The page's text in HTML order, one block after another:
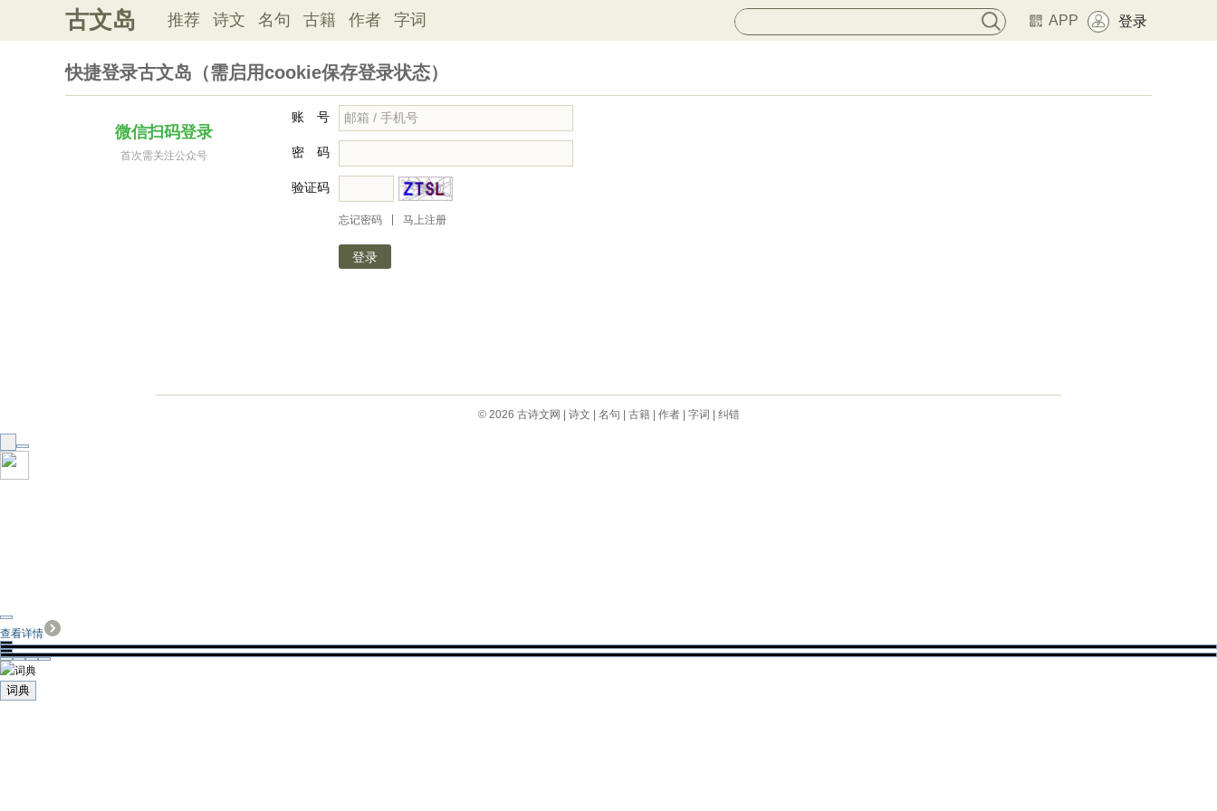
古文岛 推荐 诗文 名句 古籍 作者 字词 APP 登录
快捷登录古文岛（需启用cookie保存登录状态）
微信扫码登录
首次需关注公众号
账 号
密 码
验证码
忘记密码 马上注册
© 2026 古诗文网 诗文 名句 古籍| 作者| 字词 纠错
查看详情
词典